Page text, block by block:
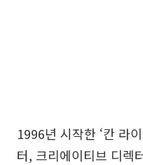
1996년 시작한 ‘칸 라
터, 크리에이티브 디렉